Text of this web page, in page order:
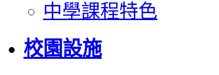
中學課程特色
校園設施